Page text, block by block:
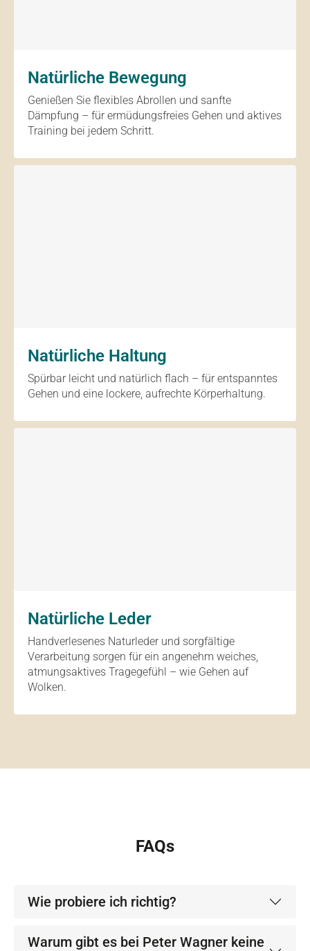
Natürliche Bewegung
Genießen Sie flexibles Abrollen und sanfte
Dämpfung – für ermüdungsfreies Gehen und aktives
Training bei jedem Schritt.
Natürliche Haltung
Spürbar leicht und natürlich flach – für entspanntes
Gehen und eine lockere, aufrechte Körperhaltung.
Natürliche Leder
Handverlesenes Naturleder und sorgfältige
Verarbeitung sorgen für ein angenehm weiches,
atmungsaktives Tragegefühl – wie Gehen auf
Wolken.
FAQs
Wie probiere ich richtig?
Warum gibt es bei Peter Wagner keine